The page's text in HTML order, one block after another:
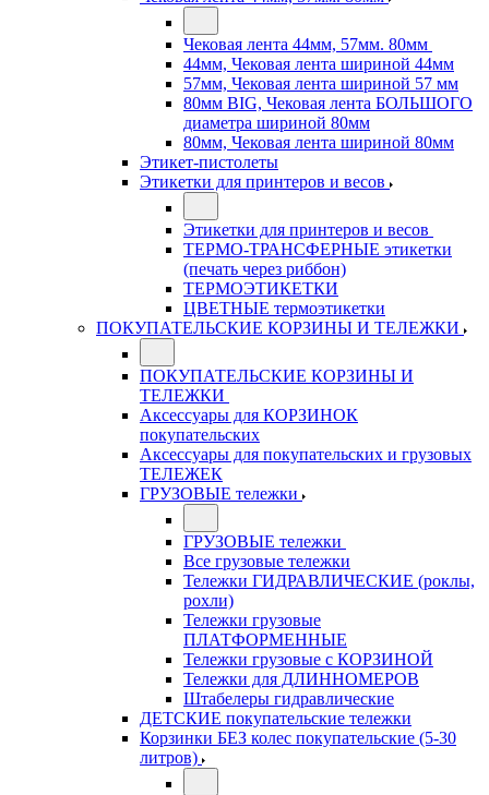
Чековая лента 44мм, 57мм. 80мм
44мм, Чековая лента шириной 44мм
57мм, Чековая лента шириной 57 мм
80мм BIG, Чековая лента БОЛЬШОГО
диаметра шириной 80мм
80мм, Чековая лента шириной 80мм
Этикет-пистолеты
Этикетки для принтеров и весов
Этикетки для принтеров и весов
ТЕРМО-ТРАНСФЕРНЫЕ этикетки
(печать через риббон)
ТЕРМОЭТИКЕТКИ
ЦВЕТНЫЕ термоэтикетки
ПОКУПАТЕЛЬСКИЕ КОРЗИНЫ И ТЕЛЕЖКИ
ПОКУПАТЕЛЬСКИЕ КОРЗИНЫ И
ТЕЛЕЖКИ
Аксессуары для КОРЗИНОК
покупательских
Аксессуары для покупательских и грузовых
ТЕЛЕЖЕК
ГРУЗОВЫЕ тележки
ГРУЗОВЫЕ тележки
Все грузовые тележки
Тележки ГИДРАВЛИЧЕСКИЕ (роклы,
рохли)
Тележки грузовые
ПЛАТФОРМЕННЫЕ
Тележки грузовые с КОРЗИНОЙ
Тележки для ДЛИННОМЕРОВ
Штабелеры гидравлические
ДЕТСКИЕ покупательские тележки
Корзинки БЕЗ колес покупательские (5-30
литров)